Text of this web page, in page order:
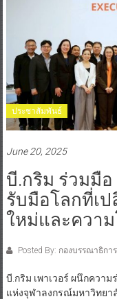
ประชาสัมพันธ์
June 20, 2025
บี.กริม ร่วมมื
รับมือโลกที่เ
ใหม่และควา
Posted By: กองบรรณาธิการ
บี.กริม เพาเวอร์ ผนึกคว
แห่งจุฬาลงกรณ์มหาวิทยา